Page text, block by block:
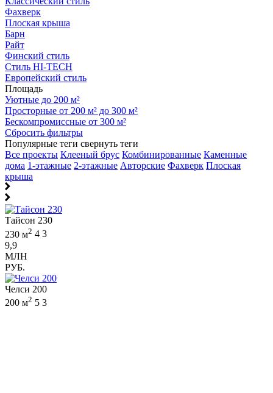
Фахверк
Плоская крыша
Барн
Райт
Финский стиль
Стиль HI-TECH
Европейский стиль
Площадь
Уютные до 200 м²
Просторные от 200 м² до 300 м²
Бескомпромиссные от 300 м²
Сбросить фильтры
Популярные теги свернуть теги
Все проекты Клееный брус Комбинированные Каменные
дома 1-этажные 2-этажные Авторские Фахверк Плоская
крыша
Тайсон 230
230 м2 4 3
9,9
МЛН
РУБ.
Челси 200
200 м2 5 3